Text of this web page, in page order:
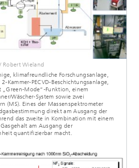
Robert Wieland
klimafreundliche Forschungsanlage,
Kammer-PECVD-Beschichtungsanlage,
Mode“-Funktion, einem
Wäscher-System sowie zwei
(MS). Eines der Massenspektrometer
direkt am Ausgang der
das zweite in Kombination mit einem
am Ausgang der
quantifizierbar macht.